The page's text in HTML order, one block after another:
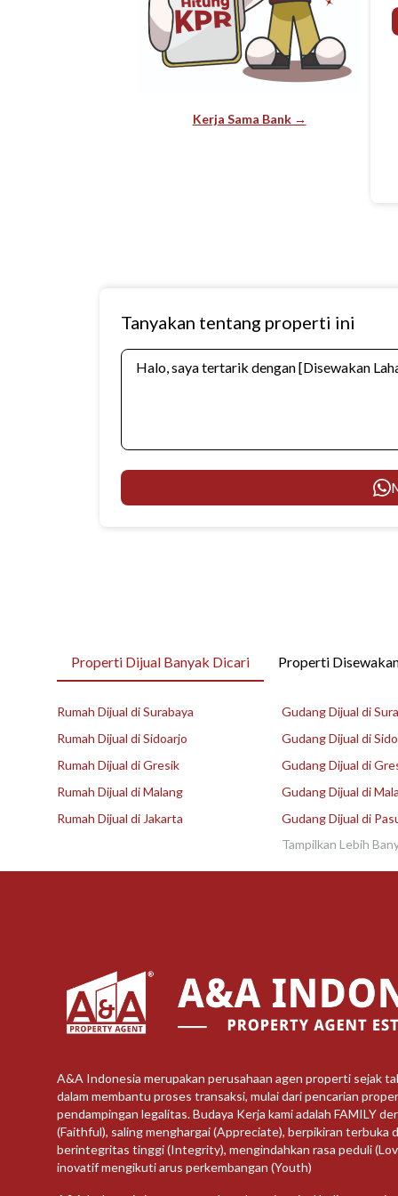
Tanyakan tentang properti ini
Kerja Sama Bank →
Properti Dijual Banyak Dicari Properti
Rumah Dijual di Surabaya
Rumah Dijual di Sidoarjo
Rumah Dijual di Gresik
Rumah Dijual di Malang
Rumah Dijual di Jakarta
Gudang Dijual di
Gudang Dijual di
Gudang Dijual di
Gudang Dijual di
Gudang Dijual di
Tampilkan Lebih
A&A Indonesia merupakan perusahaan agen properti sejak
dalam membantu proses transaksi, mulai dari pencarian
pendampingan legalitas. Budaya Kerja kami adalah FAMILY
(Faithful), saling menghargai (Appreciate), berpikiran terbuka
berintegritas tinggi (Integrity), mengindahkan rasa peduli
inovatif mengikuti arus perkembangan (Youth)